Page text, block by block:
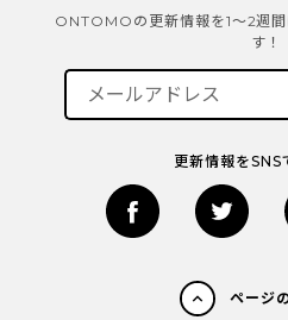
ONTOMOの更新情報を1～2週
す！
更新情報をSNS
ページ